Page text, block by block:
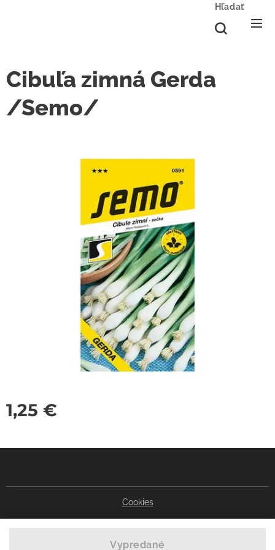
Hľadať
Cibuľa zimná Gerda
/Semo/
1,25 €
Vypredané
Cookies